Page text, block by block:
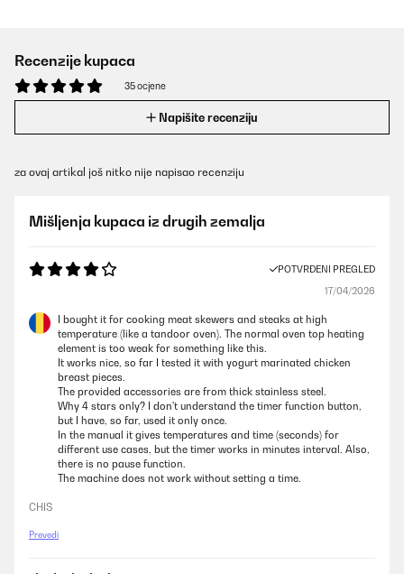
Recenzije kupaca
35 ocjene
Napišite recenziju
za ovaj artikal još nitko nije napisao recenziju
Mišljenja kupaca iz drugih zemalja
POTVRĐENI PREGLED
17/04/2026
I bought it for cooking meat skewers and steaks at high
temperature (like a tandoor oven). The normal oven top heating
element is too weak for something like this.
It works nice, so far I tested it with yogurt marinated chicken
breast pieces.
The provided accessories are from thick stainless steel.
Why 4 stars only? I don't understand the timer function button,
but I have, so far, used it only once.
In the manual it gives temperatures and time (seconds) for
different use cases, but the timer works in minutes interval. Also,
there is no pause function.
The machine does not work without setting a time.
CHIS
Prevedi